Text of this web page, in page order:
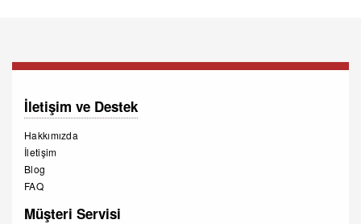
İletişim ve Destek
Hakkımızda
İletişim
Blog
FAQ
Müşteri Servisi